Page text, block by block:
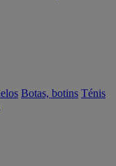
Botas, botins Ténis